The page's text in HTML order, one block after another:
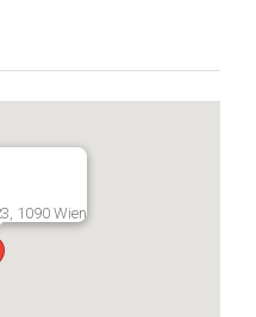
1090 Wien